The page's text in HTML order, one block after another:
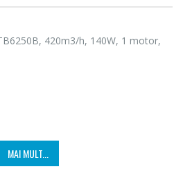
420m3/h, 140W, 1 motor,
gatesti pentru cei dragi. Dar de cele
plina de fum. Hota Beko, prin
MAI MULT...